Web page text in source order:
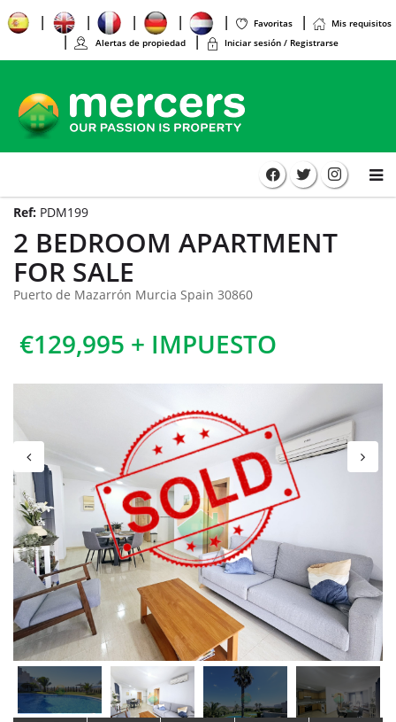
Favoritas
Mis requisitos
Alertas de propiedad
Iniciar sesión / Registrarse
Ref: PDM199
2 BEDROOM APARTMENT
FOR SALE
Puerto de Mazarrón Murcia Spain 30860
€129,995 + IMPUESTO